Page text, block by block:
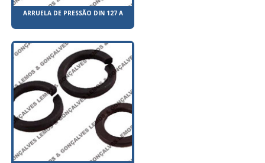
ARRUELA DE PRESSÃO DIN 127 A